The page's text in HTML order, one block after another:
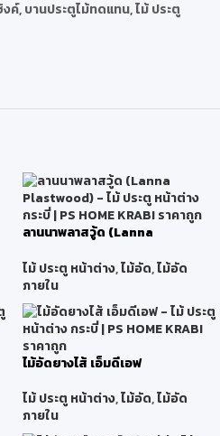
งค์,บานประตูไม้ทดแทน,ไม้ ประตู
ลานนาพลาสวู้ด (Lanna
ไม้ ประตู หน้าต่าง,ไม้อัด,ไม้อัด
ภายใน
ไม้อัดยางไส้ เอ็มดีเอฟ
ไม้ ประตู หน้าต่าง,ไม้อัด,ไม้อัด
ภายใน